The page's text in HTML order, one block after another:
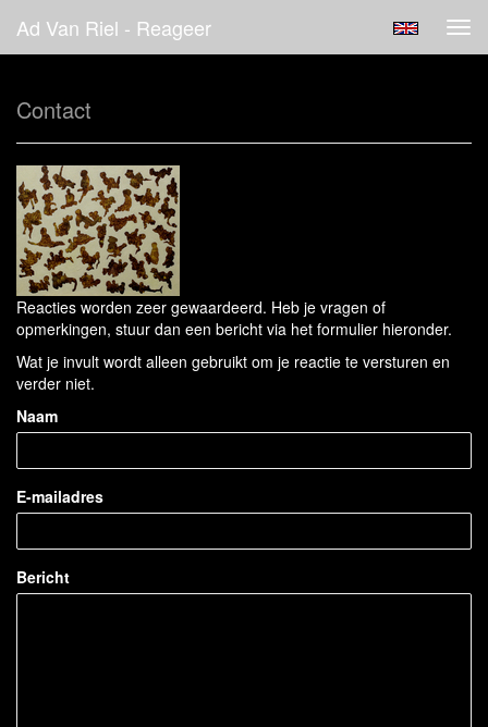
Ad Van Riel - Reageer
Contact
Reacties worden zeer gewaardeerd. Heb je vragen of
opmerkingen, stuur dan een bericht via het formulier hieronder.
Wat je invult wordt alleen gebruikt om je reactie te versturen en
verder niet.
Naam
E-mailadres
Bericht